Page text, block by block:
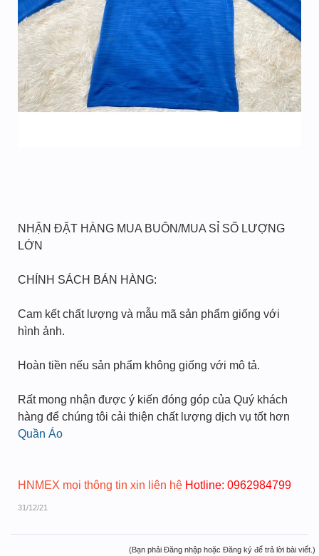
NHẬN ĐẶT HÀNG MUA BUÔN/MUA SỈ SỐ LƯỢNG
LỚN
CHÍNH SÁCH BÁN HÀNG:
Cam kết chất lượng và mẫu mã sản phẩm giống với
hình ảnh.
Hoàn tiền nếu sản phẩm không giống với mô tả.
Rất mong nhận được ý kiến đóng góp của Quý khách
hàng để chúng tôi cải thiện chất lượng dịch vụ tốt hơn
Quần Áo
HNMEX mọi thông tin xin liên hệ Hotline: 0962984799
31/12/21
(Bạn phải Đăng nhập hoặc Đăng ký để trả lời bài viết.)